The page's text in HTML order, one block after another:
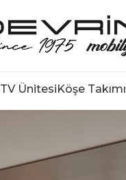
TV ÜnitesiKöşe Takımı